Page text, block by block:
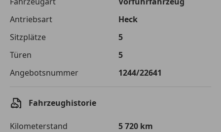
Kreditbetrag
€ 54 000,-
Gesamtbetrag
Einberechnete Gebühren
€ 0,-
Effektivzinsatz
Sollzinssatz
Monatliche Rate € 633,97
Antriebsart
Heck
Sitzplätze
5
Türen
5
Angebotsnummer
1244/22641
Fahrzeughistorie
Kilometerstand
5 720 km